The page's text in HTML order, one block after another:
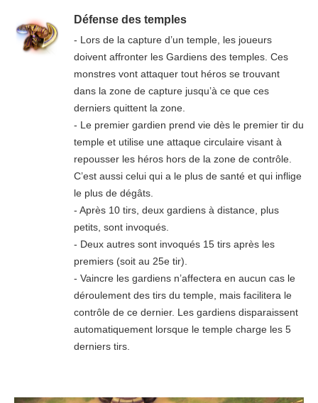
Défense des temples
- Lors de la capture d’un temple, les joueurs
doivent affronter les Gardiens des temples. Ces
monstres vont attaquer tout héros se trouvant
dans la zone de capture jusqu’à ce que ces
derniers quittent la zone.
- Le premier gardien prend vie dès le premier tir du
temple et utilise une attaque circulaire visant à
repousser les héros hors de la zone de contrôle.
C’est aussi celui qui a le plus de santé et qui inflige
le plus de dégâts.
- Après 10 tirs, deux gardiens à distance, plus
petits, sont invoqués.
- Deux autres sont invoqués 15 tirs après les
premiers (soit au 25e tir).
- Vaincre les gardiens n’affectera en aucun cas le
déroulement des tirs du temple, mais facilitera le
contrôle de ce dernier. Les gardiens disparaissent
automatiquement lorsque le temple charge les 5
derniers tirs.